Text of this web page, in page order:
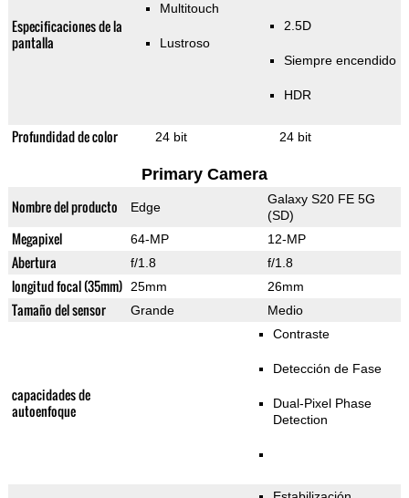
Especificaciones de la
pantalla
Multitouch
Lustroso
2.5D
Siempre encendido
HDR
Profundidad de color 24 bit 24 bit
Primary Camera
Nombre del producto Edge
Galaxy S20 FE 5G
(SD)
Megapixel 64-MP 12-MP
Abertura f/1.8 f/1.8
longitud focal (35mm) 25mm 26mm
Tamaño del sensor Grande Medio
capacidades de
autoenfoque
Contraste
Detección de Fase
Dual-Pixel Phase
Detection